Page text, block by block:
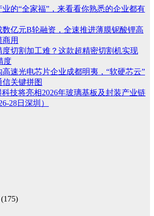
的“全家福”，来看看你熟悉的企业都有
数亿元B轮融资，全速推进薄膜铌酸锂高
用
度切割加工难？这款超精密切割机实现
度
速光电芯片企业成都明夷，“软硬芯云”
关键拼图
技将亮相2026年玻璃基板及封装产业链
28日深圳）
(175)